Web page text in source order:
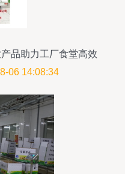
品助力工厂食堂高效
06 14:08:34